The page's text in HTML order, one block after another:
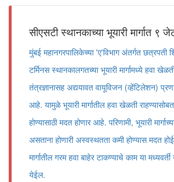
सीएसटी स्थानकाच्या भूयारी मार्गात ९
मुंबई महानगरपालिकेच्या 'ए'विभाग अंतर्गत छत्रपती
टर्मिनस स्थानकालगतच्या भूयारी मार्गामध्ये हवा
तंत्रज्ञानासह अद्ययावत वायूविजन (व्हेंटिलेशन)
आहे. यामुळे भूयारी मार्गातील हवा खेळती
होण्यासाठी मदत होणार आहे. परिणामी, भूयारी
असताना होणारी अस्वस्थतता कमी होण्यास मदत
मार्गातील गरम हवा बाहेर टाकण्याचे काम या
येईल.